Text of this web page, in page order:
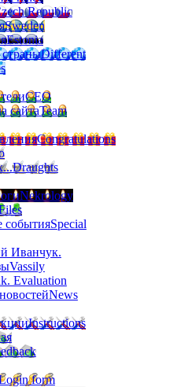
Republic
Sweden
Estonia
Different
CEO
сайтаTeam
Congratulations
Draughts
Nekrology
событияSpecial
Иванчук.
Vassily
Evaluation
News
Instructions
form